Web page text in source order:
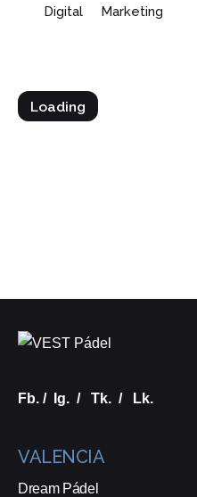
Digital Marketing
Loading
Fb. / Ig. / Tk. / Lk.
VALENCIA
Dream Pádel